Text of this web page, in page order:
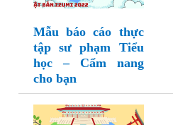
Mẫu báo cáo thực
tập sư phạm Tiểu
học – Cẩm nang
cho bạn